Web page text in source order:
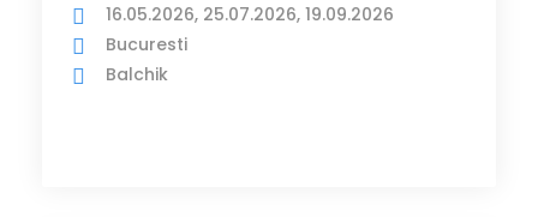
16.05.2026, 25.07.2026, 19.09.2026
Bucuresti
Balchik